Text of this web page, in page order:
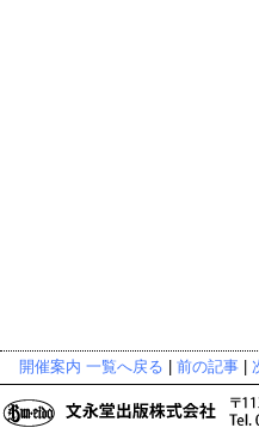
開催案内 一覧へ戻る 前の記事